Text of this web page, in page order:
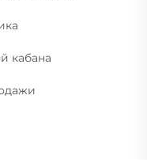
кабана